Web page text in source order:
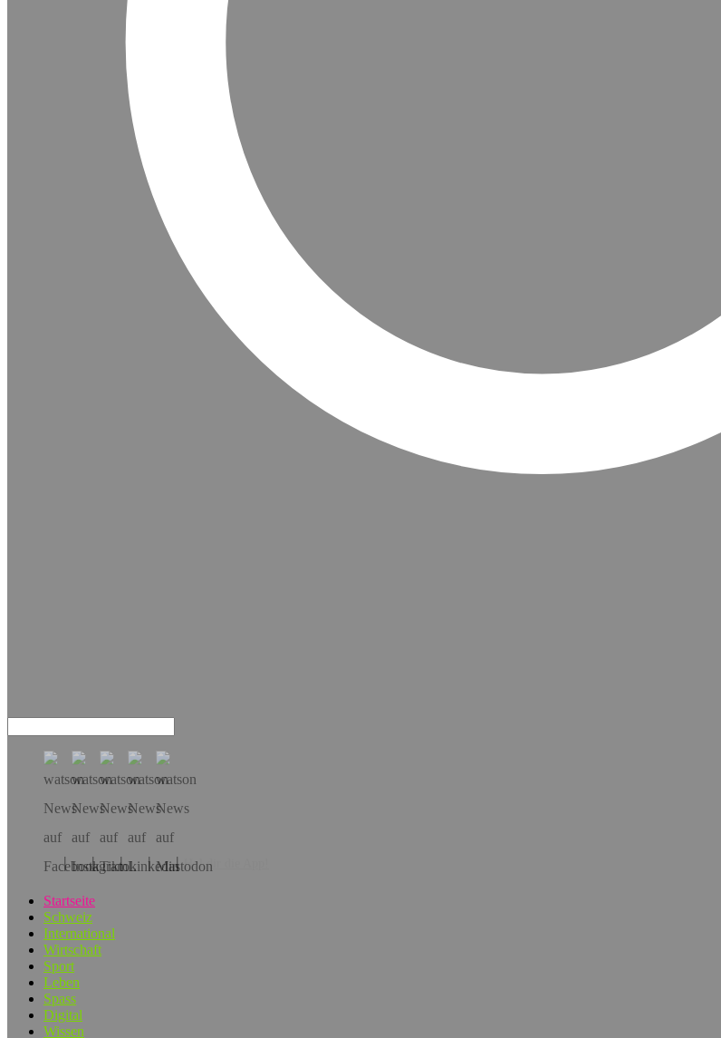
Hol dir die App!
Startseite
Schweiz
International
Wirtschaft
Sport
Leben
Spass
Digital
Wissen